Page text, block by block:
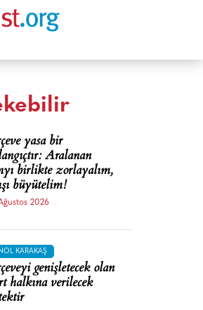
yasa bir
Aralanan
birlikte zorlayalım,
büyütelim!
2026
KARAKAŞ
genişletecek olan
halkına verilecek